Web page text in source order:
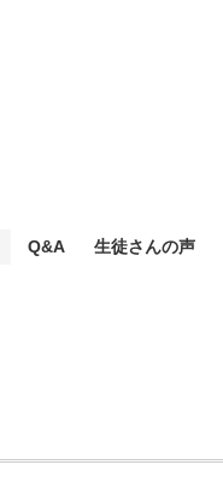
Q&A 生徒さんの声